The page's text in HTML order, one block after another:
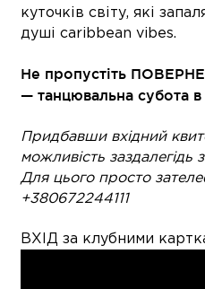
куточків світу, які
душі caribbean vibes.
Не пропустіть
— танцювальна субота
Придбавши вхідний
можливість заздалегідь
Для цього просто
+380672244111
ВХІД за клубними